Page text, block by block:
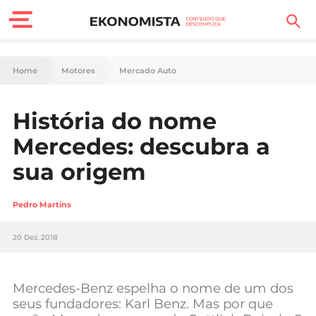
Finanças Pessoais
Carreira
Casa
Lifestyle
Sociedade
Negócios
Home Motores Mercado Auto
História do nome
Mercedes: descubra a
sua origem
Pedro Martins
20 Dez, 2018
Mercedes-Benz espelha o nome de um dos
seus fundadores: Karl Benz. Mas por que